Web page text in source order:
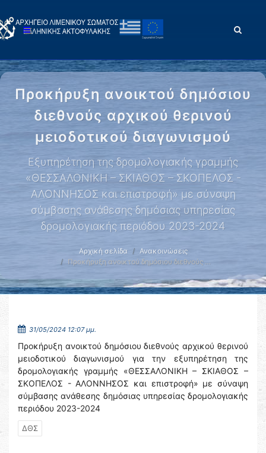
Προκήρυξη ανοικτού δημόσιου
διεθνούς αρχικού θερινού
μειοδοτικού διαγωνισμού
Εξυπηρέτηση της δρομολογιακής γραμμής
«ΘΕΣΣΑΛΟΝΙΚΗ – ΣΚΙΑΘΟΣ – ΣΚΟΠΕΛΟΣ -
ΑΛΟΝΝΗΣΟΣ και επιστροφή» με σύναψη
σύμβασης ανάθεσης δημόσιας υπηρεσίας
δρομολογιακής περιόδου 2023-2024
Αρχική σελίδα
Ανακοινώσεις
Προκήρυξη ανοικτού δημόσιου διεθνούς …
31/05/2024 12:07 μμ.
Προκήρυξη ανοικτού δημόσιου διεθνούς αρχικού θερινού
μειοδοτικού διαγωνισμού για την εξυπηρέτηση της
δρομολογιακής γραμμής «ΘΕΣΣΑΛΟΝΙΚΗ – ΣΚΙΑΘΟΣ –
ΣΚΟΠΕΛΟΣ - ΑΛΟΝΝΗΣΟΣ και επιστροφή» με σύναψη
σύμβασης ανάθεσης δημόσιας υπηρεσίας δρομολογιακής
περιόδου 2023-2024
ΔΘΣ